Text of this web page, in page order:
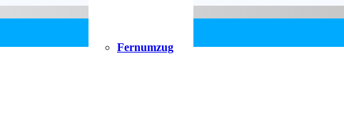
Fernumzug